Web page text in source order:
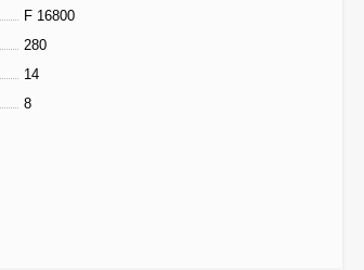
F 16800
280
14
8